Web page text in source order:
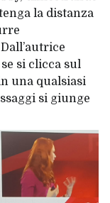
la distanza
si clicca sul
una qualsiasi
si giunge